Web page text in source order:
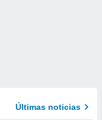
Últimas noticias